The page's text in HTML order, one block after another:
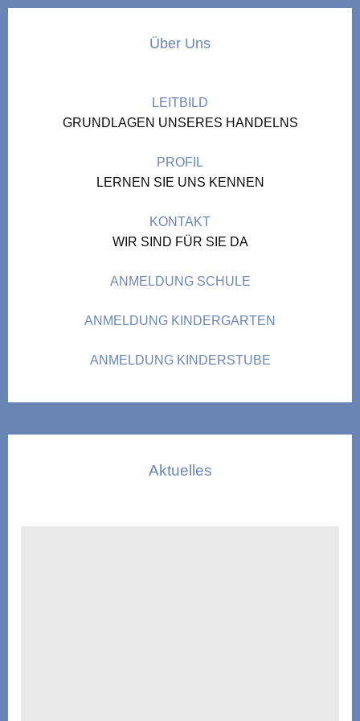
Über Uns
LEITBILD
GRUNDLAGEN UNSERES HANDELNS
PROFIL
LERNEN SIE UNS KENNEN
KONTAKT
WIR SIND FÜR SIE DA
ANMELDUNG SCHULE
ANMELDUNG KINDERGARTEN
ANMELDUNG KINDERSTUBE
Aktuelles